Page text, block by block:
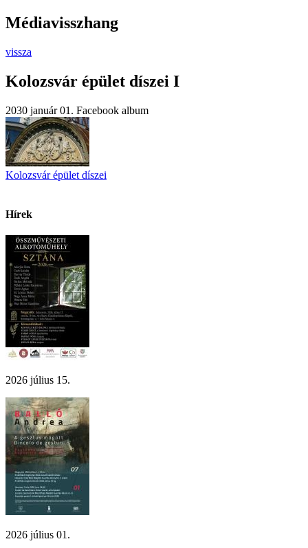
Médiavisszhang
vissza
Kolozsvár épület díszei I
2030 január 01. Facebook album
Kolozsvár épület díszei
Hírek
2026 július 15.
2026 július 01.